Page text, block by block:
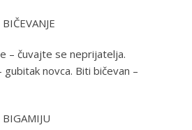
– čuvajte se neprijatelja.
gubitak novca. Biti bičevan –